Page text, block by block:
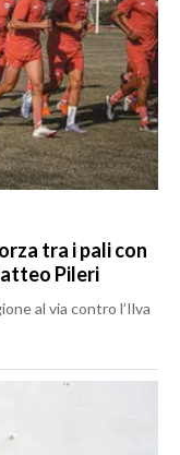
tra i pali con
Pileri
al via contro l’Ilva